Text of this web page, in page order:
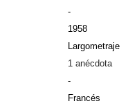
-
1958
Largometraje
1 anécdota
-
Francés